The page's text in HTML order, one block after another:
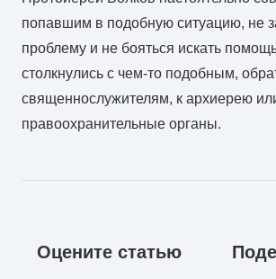
попавшим в подобную ситуацию, не
проблему и не бояться искать
столкнулись с чем-то подобным,
священнослужителям, к архиерею
правоохранительные органы.
Оцените статью